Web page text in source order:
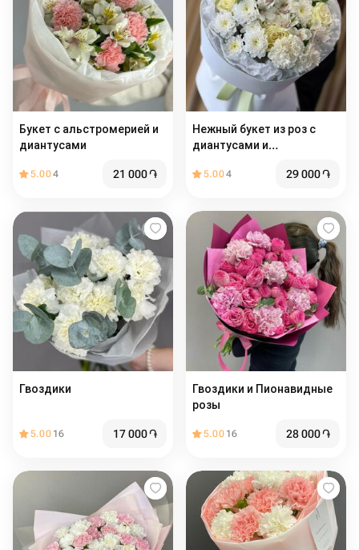
Букет с альстромерией и
диантусами
5.004 21 000֏
Нежный букет из роз с
диантусами и
5.004 29 000֏
Гвоздики
5.00 16 17 000֏
Гвоздики и Пионавидные
розы
5.00 16 28 000֏